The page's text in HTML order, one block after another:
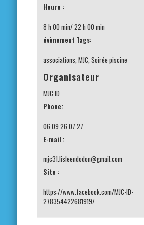
Heure :
8 h 00 min/ 22 h 00 min
évènement Tags:
associations, MJC, Soirée piscine
Organisateur
MJC ID
Phone:
06 09 26 07 27
E-mail :
mjc31.lisleendodon@gmail.com
Site :
https://www.facebook.com/MJC-ID-
278354422681919/